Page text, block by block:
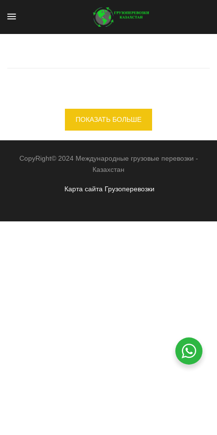
ПОКАЗАТЬ БОЛЬШЕ
CopyRight© 2024 Международные грузовые перевозки -
Казахстан
Карта сайта Грузоперевозки